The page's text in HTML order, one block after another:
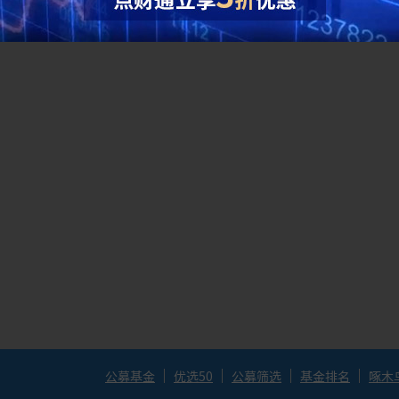
公募基金 优选50 公募筛选 基金排名
啄木